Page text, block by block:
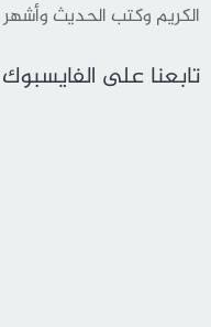
الكريم وكتب الحديث
تابعنا على الفايسبوك